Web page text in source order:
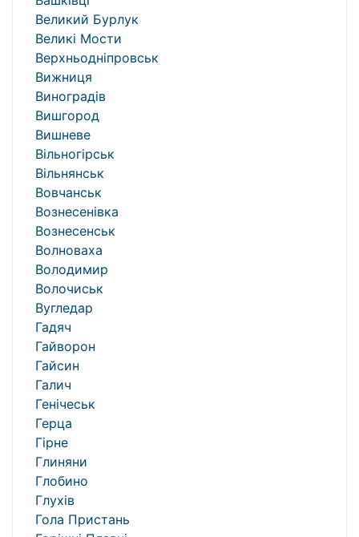
Великий Бурлук
Великі Мости
Верхньодніпровськ
Вижниця
Виноградів
Вишгород
Вишневе
Вільногірськ
Вільнянськ
Вовчанськ
Вознесенівка
Вознесенськ
Волноваха
Володимир
Волочиськ
Вугледар
Гадяч
Гайворон
Гайсин
Галич
Генічеськ
Герца
Гірне
Глиняни
Глобино
Глухів
Гола Пристань